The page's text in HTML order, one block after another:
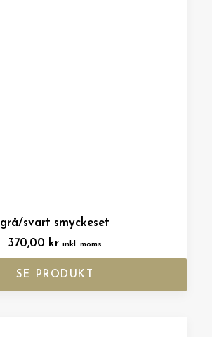
grå/svart smyckeset
370,00 kr inkl. moms
SE PRODUKT